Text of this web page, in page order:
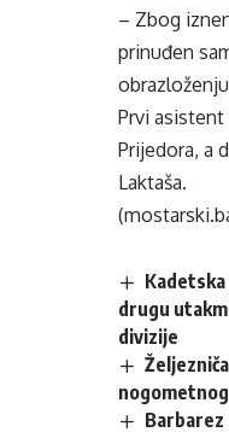
– Zbog
prinuđen
Prvi
Prijedora, a
Laktaša.
drugu
divizije
Barbarez